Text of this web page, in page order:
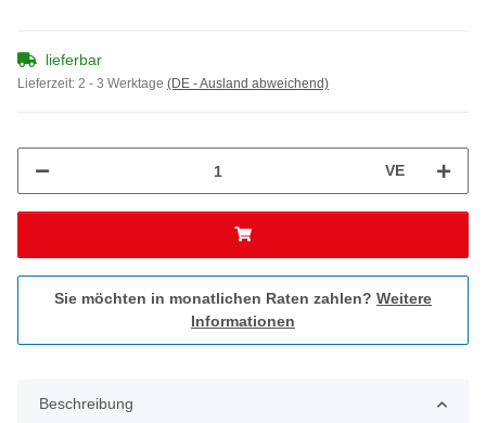
lieferbar
Lieferzeit: 2 - 3 Werktage (DE - Ausland abweichend)
VE
Sie möchten in monatlichen Raten zahlen? Weitere
Informationen
Beschreibung